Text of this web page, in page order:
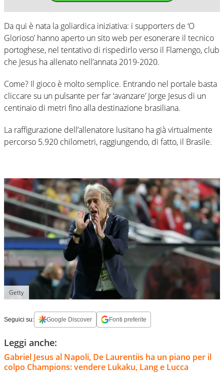
Da qui è nata la goliardica iniziativa: i supporters de ‘O
Glorioso’ hanno aperto un sito web per esonerare il tecnico
portoghese, nel tentativo di rispedirlo verso il Flamengo, club
che Jesus ha allenato nell’annata 2019-2020.
Come? Il gioco è molto semplice. Entrando nel portale basta
cliccare su un pulsante per far ‘avanzare’ Jorge Jesus di un
centinaio di metri fino alla destinazione brasiliana.
La raffigurazione dell’allenatore lusitano ha già virtualmente
percorso 5.920 chilometri, raggiungendo, di fatto, il Brasile.
Getty
Seguici su: Google Discover Fonti preferite
Leggi anche:
Gabriel Jesus al Napoli, De Laurentiis ha un piano per il
colpo Champions: vendere Lukaku, Lang e Lucca